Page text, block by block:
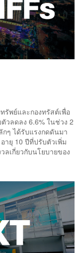
พย์และกองทรัสต์เพื่อ
วลดลง 6.6% ในช่วง 2
กๆ ได้รับแรงกดดันมา
ายุ 10 ปีที่ปรับตัวเพิ่ม
ลเกี่ยวกับนโยบายของ